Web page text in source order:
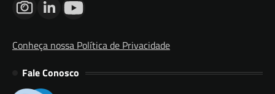
Conheça nossa Política de Privacidade
Fale Conosco